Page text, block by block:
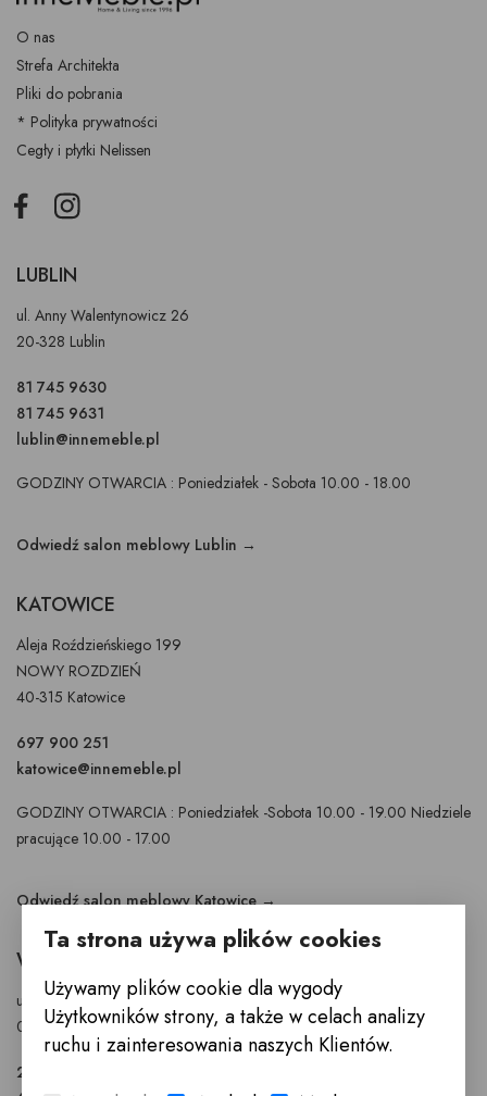
O nas
Strefa Architekta
Pliki do pobrania
* Polityka prywatności
Cegły i płytki Nelissen
FacebookInstagram
LUBLIN
ul. Anny Walentynowicz 26
20-328 Lublin
81 745 9630
81 745 9631
lublin@innemeble.pl
GODZINY OTWARCIA : Poniedziałek - Sobota 10.00 - 18.00
Odwiedź salon meblowy Lublin →
KATOWICE
Aleja Roździeńskiego 199
NOWY ROZDZIEŃ
40-315 Katowice
697 900 251
katowice@innemeble.pl
GODZINY OTWARCIA : Poniedziałek -Sobota 10.00 - 19.00 Niedziele
pracujące 10.00 - 17.00
Odwiedź salon meblowy Katowice →
WARSZAWA
ul. Puławska 326 - budynek Enel-Med
02-819 Warszawa
22 855 40 97
Ta strona używa plików cookies
Używamy plików cookie dla wygody
Użytkowników strony, a także w celach analizy
ruchu i zainteresowania naszych Klientów.